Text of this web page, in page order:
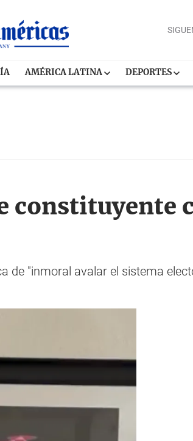
AMÉRICA LATINA DEPORTES
constituyente
de "inmoral avalar el sistema